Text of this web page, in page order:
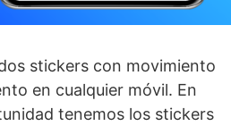
stickers con movimiento
en cualquier móvil. En
tenemos los stickers